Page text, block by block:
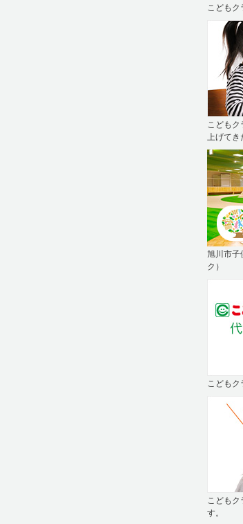
こども
こども
上げて
旭川市子
ク）
こども
こども
す。